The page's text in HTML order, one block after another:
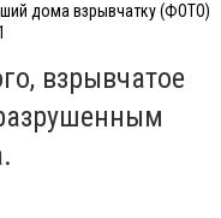
дома взрывчатку (ФОТО)
взрывчатое